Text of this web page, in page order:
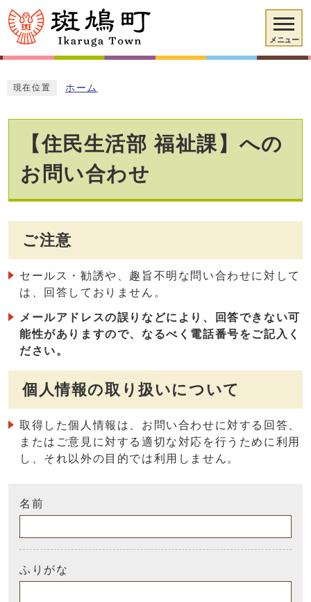
メニュー
現在位置 ホーム
【住民生活部 福祉課】への
お問い合わせ
ご注意
セールス・勧誘や、趣旨不明な問い合わせに対して
は、回答しておりません。
メールアドレスの誤りなどにより、回答できない可
能性がありますので、なるべく電話番号をご記入く
ださい。
個人情報の取り扱いについて
取得した個人情報は、お問い合わせに対する回答、
またはご意見に対する適切な対応を行うために利用
し、それ以外の目的では利用しません。
名前
ふりがな